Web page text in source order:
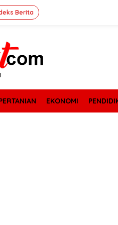
Berita
EKONOMI